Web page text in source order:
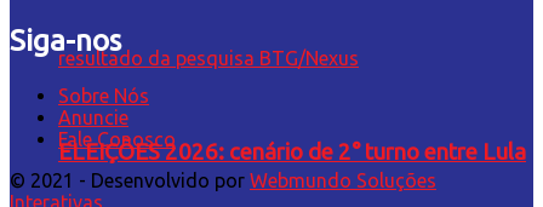
ELEIÇÕES 2026: cenário de 2° turno entre Lula
Siga-nos
Sobre Nós
Anuncie
Fale Conosco
© 2021 - Desenvolvido por Webmundo Soluções
Interativas